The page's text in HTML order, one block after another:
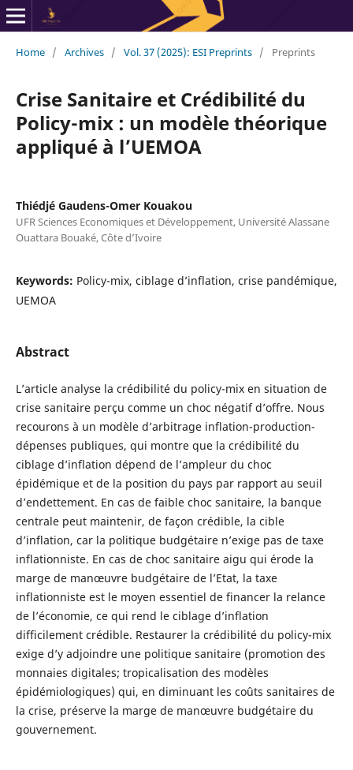
Home / Archives / Vol. 37 (2025): ESI Preprints / Preprints
Crise Sanitaire et Crédibilité du
Policy-mix : un modèle théorique
appliqué à l’UEMOA
Thiédjé Gaudens-Omer Kouakou
UFR Sciences Economiques et Développement, Université Alassane
Ouattara Bouaké, Côte d’Ivoire
Keywords: Policy-mix, ciblage d’inflation, crise pandémique,
UEMOA
Abstract
L’article analyse la crédibilité du policy-mix en situation de
crise sanitaire perçu comme un choc négatif d’offre. Nous
recourons à un modèle d’arbitrage inflation-production-
dépenses publiques, qui montre que la crédibilité du
ciblage d’inflation dépend de l’ampleur du choc
épidémique et de la position du pays par rapport au seuil
d’endettement. En cas de faible choc sanitaire, la banque
centrale peut maintenir, de façon crédible, la cible
d’inflation, car la politique budgétaire n’exige pas de taxe
inflationniste. En cas de choc sanitaire aigu qui érode la
marge de manœuvre budgétaire de l’Etat, la taxe
inflationniste est le moyen essentiel de financer la relance
de l’économie, ce qui rend le ciblage d’inflation
difficilement crédible. Restaurer la crédibilité du policy-mix
exige d’y adjoindre une politique sanitaire (promotion des
monnaies digitales; tropicalisation des modèles
épidémiologiques) qui, en diminuant les coûts sanitaires de
la crise, préserve la marge de manœuvre budgétaire du
gouvernement.